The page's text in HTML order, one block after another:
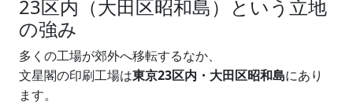
23区内（大田区昭和島）という立地
の強み
多くの工場が郊外へ移転するなか、
文星閣の印刷工場は東京23区内・大田区昭和島にあり
ます。